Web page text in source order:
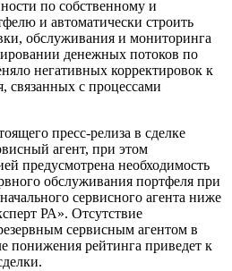
по собственному и
и автоматически строить
обслуживания и мониторинга
денежных потоков по
негативных корректировок к
связанных с процессами
пресс-релиза в сделке
агент, при этом
предусмотрена необходимость
обслуживания портфеля при
сервисного агента ниже
РА». Отсутствие
сервисным агентом в
понижения рейтинга приведет к